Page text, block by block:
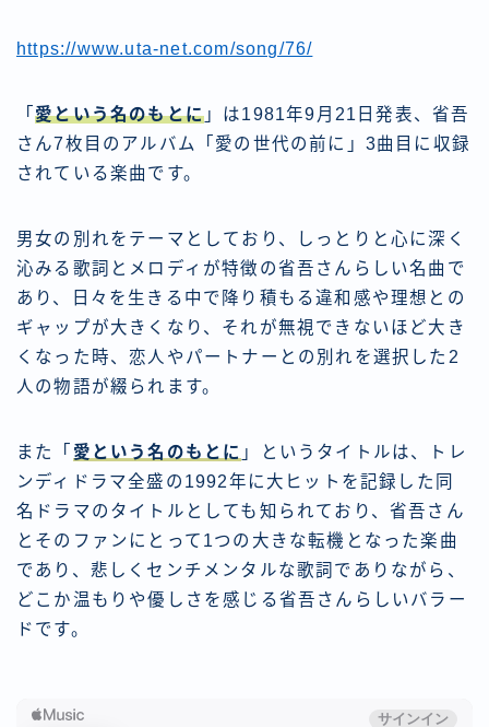
https://www.uta-net.com/song/76/
「愛という名のもとに 」は1981年9月21日発表、省吾
さん7枚目のアルバム「愛の世代の前に」3曲目に収録
されている楽曲です。
男女の別れをテーマとしており、しっとりと心に深く
沁みる歌詞とメロディが特徴の省吾さんらしい名曲で
あり、日々を生きる中で降り積もる違和感や理想との
ギャップが大きくなり、それが無視できないほど大き
くなった時、恋人やパートナーとの別れを選択した2
人の物語が綴られます。
また「 愛という名のもとに 」というタイトルは、トレ
ンディドラマ全盛の1992年に大ヒットを記録した同
名ドラマのタイトルとしても知られており、省吾さん
とそのファンにとって1つの大きな転機となった楽曲
であり、悲しくセンチメンタルな歌詞でありながら、
どこか温もりや優しさを感じる省吾さんらしいバラー
ドです。